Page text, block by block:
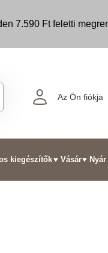
7.590 Ft feletti
Az Ön fiókja
kiegészítők♥ Vásár♥ Nyár